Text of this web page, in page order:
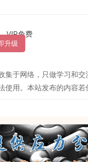
VIP免费
升级
集于网络，只做学习和
使用。本站发布的内容